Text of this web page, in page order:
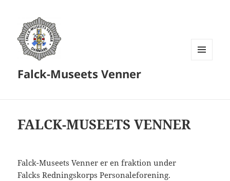
Falck-Museets Venner
FALCK-MUSEETS VENNER
Falck-Museets Venner er en fraktion under
Falcks Redningskorps Personaleforening.